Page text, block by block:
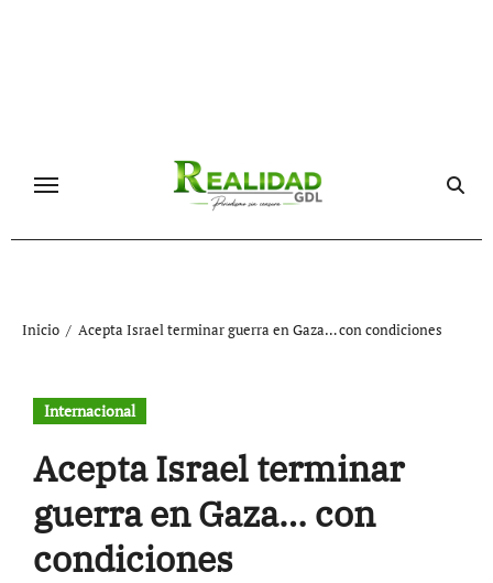
Inicio Acepta Israel terminar guerra en Gaza… con condiciones
Internacional
Acepta Israel terminar
guerra en Gaza… con
condiciones